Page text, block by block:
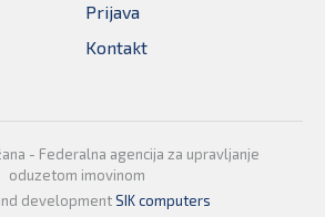
Prijava
Kontakt
- Federalna agencija za upravljanje
oduzetom imovinom
developmentSIK computers